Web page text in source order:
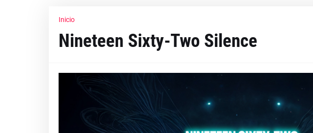
Inicio
Nineteen Sixty-Two Silence